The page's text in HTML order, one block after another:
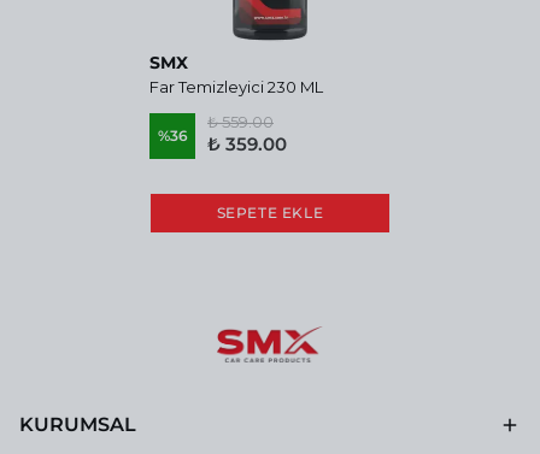
SMX
Far Temizleyici 230 ML
%36
₺ 559.00
₺ 359.00
SEPETE EKLE
KURUMSAL